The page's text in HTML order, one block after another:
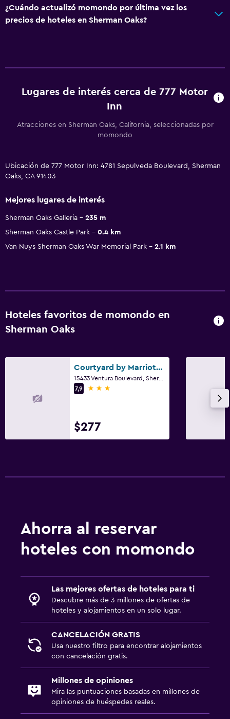
¿Cuándo actualizó momondo por última vez los
precios de hoteles en Sherman Oaks?
Lugares de interés cerca de 777 Motor
Inn
Atracciones en Sherman Oaks, California, seleccionadas por
momondo
Ubicación de 777 Motor Inn: 4781 Sepulveda Boulevard, Sherman
Oaks, CA 91403
Mejores lugares de interés
Sherman Oaks Galleria
235 m
Sherman Oaks Castle Park
0.4 km
Van Nuys Sherman Oaks War Memorial Park
2.1 km
Hoteles favoritos de momondo en
Sherman Oaks
Courtyard by Marriott Los Angeles Sherman Oaks
15433 Ventura Boulevard, Sherman Oaks, CA
7,9
3 estrellas
$277
Ahorra al reservar
hoteles con momondo
Las mejores ofertas de hoteles para ti
Descubre más de 3 millones de ofertas de
hoteles y alojamientos en un solo lugar.
CANCELACIÓN GRATIS
Usa nuestro filtro para encontrar alojamientos
con cancelación gratis.
Millones de opiniones
Mira las puntuaciones basadas en millones de
opiniones de huéspedes reales.